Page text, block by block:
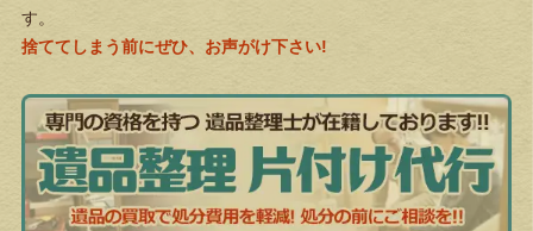
す。
捨ててしまう前にぜひ、お声がけ下さい!